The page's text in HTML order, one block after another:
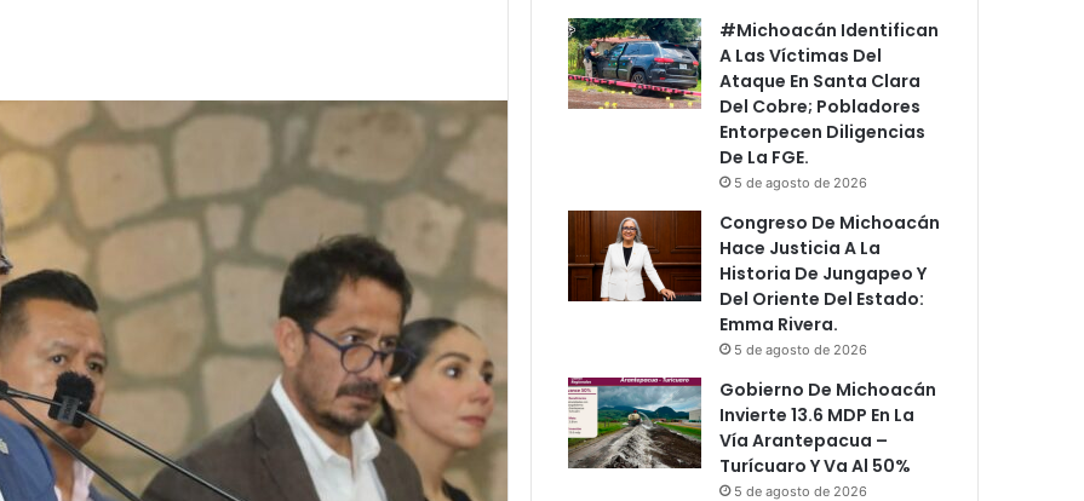
#Michoacán Identifican
A Las Víctimas Del
Ataque En Santa Clara
Del Cobre; Pobladores
Entorpecen Diligencias
De La FGE.
5 de agosto de 2026
Congreso De Michoacán
Hace Justicia A La
Historia De Jungapeo Y
Del Oriente Del Estado:
Emma Rivera.
5 de agosto de 2026
Gobierno De Michoacán
Invierte 13.6 MDP En La
Vía Arantepacua –
Turícuaro Y Va Al 50%
5 de agosto de 2026